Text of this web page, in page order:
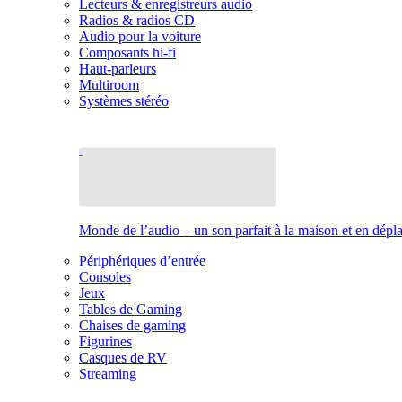
Lecteurs & enregistreurs audio
Radios & radios CD
Audio pour la voiture
Composants hi-fi
Haut-parleurs
Multiroom
Systèmes stéréo
Monde de l’audio – un son parfait à la maison et en
Périphériques d’entrée
Consoles
Jeux
Tables de Gaming
Chaises de gaming
Figurines
Casques de RV
Streaming